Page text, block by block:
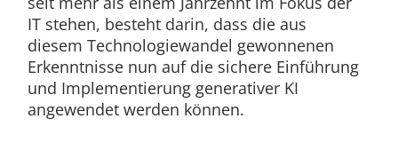
IT stehen, besteht darin, dass die aus
diesem Technologiewandel gewonnenen
Erkenntnisse nun auf die sichere Einführung
und Implementierung generativer KI
angewendet werden können.